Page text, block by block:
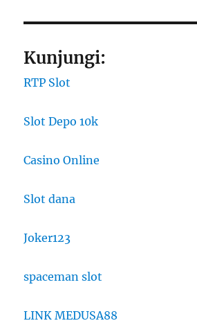
Kunjungi:
RTP Slot
Slot Depo 10k
Casino Online
Slot dana
Joker123
spaceman slot
LINK MEDUSA88